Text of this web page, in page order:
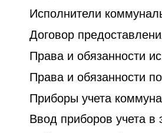
Исполнители
Договор
Права и обязанности
Права и обязанности
Приборы учета
Ввод приборов учета в